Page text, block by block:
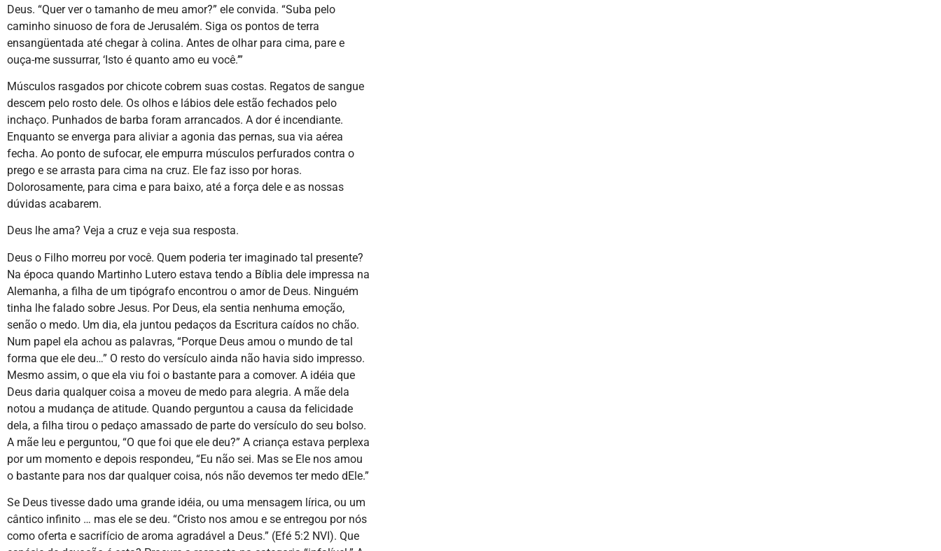
Deus. “Quer ver o tamanho de meu amor?” ele convida. “Suba pelo
caminho sinuoso de fora de Jerusalém. Siga os pontos de terra
ensangüentada até chegar à colina. Antes de olhar para cima, pare e
ouça-me sussurrar, ‘Isto é quanto amo eu você.’”
Músculos rasgados por chicote cobrem suas costas. Regatos de sangue
descem pelo rosto dele. Os olhos e lábios dele estão fechados pelo
inchaço. Punhados de barba foram arrancados. A dor é incendiante.
Enquanto se enverga para aliviar a agonia das pernas, sua via aérea
fecha. Ao ponto de sufocar, ele empurra músculos perfurados contra o
prego e se arrasta para cima na cruz. Ele faz isso por horas.
Dolorosamente, para cima e para baixo, até a força dele e as nossas
dúvidas acabarem.
Deus lhe ama? Veja a cruz e veja sua resposta.
Deus o Filho morreu por você. Quem poderia ter imaginado tal presente?
Na época quando Martinho Lutero estava tendo a Bíblia dele impressa na
Alemanha, a filha de um tipógrafo encontrou o amor de Deus. Ninguém
tinha lhe falado sobre Jesus. Por Deus, ela sentia nenhuma emoção,
senão o medo. Um dia, ela juntou pedaços da Escritura caídos no chão.
Num papel ela achou as palavras, “Porque Deus amou o mundo de tal
forma que ele deu…” O resto do versículo ainda não havia sido impresso.
Mesmo assim, o que ela viu foi o bastante para a comover. A idéia que
Deus daria qualquer coisa a moveu de medo para alegria. A mãe dela
notou a mudança de atitude. Quando perguntou a causa da felicidade
dela, a filha tirou o pedaço amassado de parte do versículo do seu bolso.
A mãe leu e perguntou, “O que foi que ele deu?” A criança estava perplexa
por um momento e depois respondeu, “Eu não sei. Mas se Ele nos amou
o bastante para nos dar qualquer coisa, nós não devemos ter medo dEle.”
Se Deus tivesse dado uma grande idéia, ou uma mensagem lírica, ou um
cântico infinito … mas ele se deu. “Cristo nos amou e se entregou por nós
como oferta e sacrifício de aroma agradável a Deus.” (Efé 5:2 NVI). Que